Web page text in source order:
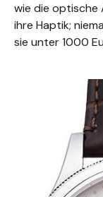
wie die optische
ihre Haptik;
sie unter 1000